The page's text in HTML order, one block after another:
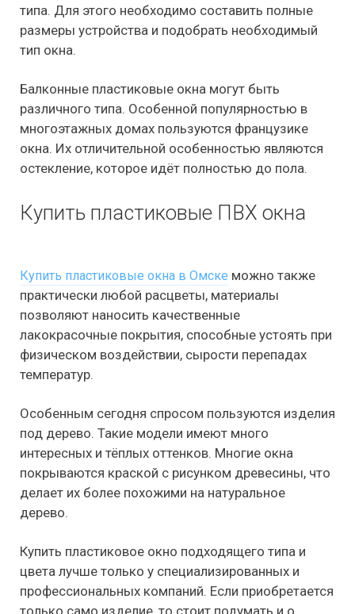
типа. Для этого необходимо составить полные
размеры устройства и подобрать необходимый
тип окна.
Балконные пластиковые окна могут быть
различного типа. Особенной популярностью в
многоэтажных домах пользуются французике
окна. Их отличительной особенностью являются
остекление, которое идёт полностью до пола.
Купить пластиковые ПВХ окна
Купить пластиковые окна в Омске можно также
практически любой расцветы, материалы
позволяют наносить качественные
лакокрасочные покрытия, способные устоять при
физическом воздействии, сырости перепадах
температур.
Особенным сегодня спросом пользуются изделия
под дерево. Такие модели имеют много
интересных и тёплых оттенков. Многие окна
покрываются краской с рисунком древесины, что
делает их более похожими на натуральное
дерево.
Купить пластиковое окно подходящего типа и
цвета лучше только у специализированных и
профессиональных компаний. Если приобретается